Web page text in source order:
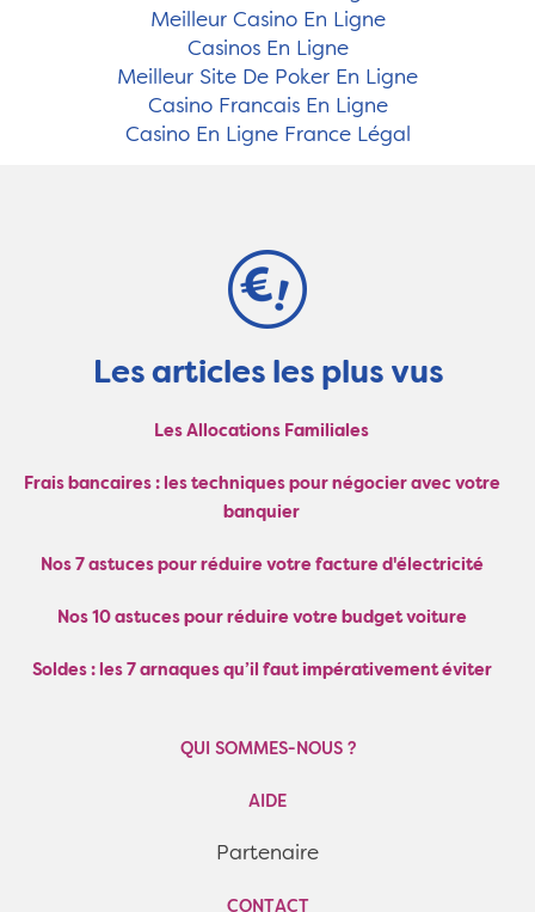
Meilleur Casino En Ligne
Casinos En Ligne
Meilleur Site De Poker En Ligne
Casino Francais En Ligne
Casino En Ligne France Légal
Les articles les plus vus
Les Allocations Familiales
Frais bancaires : les techniques pour négocier avec votre
banquier
Nos 7 astuces pour réduire votre facture d'électricité
Nos 10 astuces pour réduire votre budget voiture
Soldes : les 7 arnaques qu’il faut impérativement éviter
QUI SOMMES-NOUS ?
AIDE
Partenaire
CONTACT